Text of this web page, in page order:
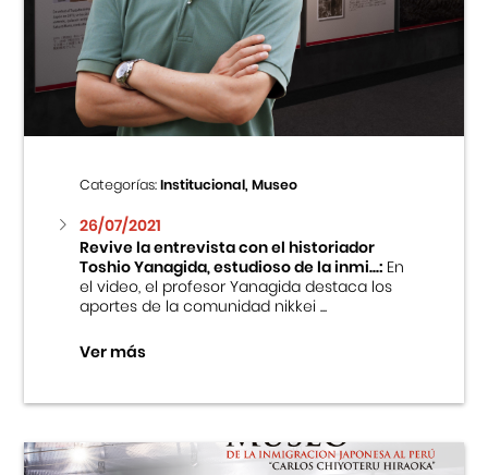
Categorías:Institucional, Museo
26/07/2021
Revive la entrevista con el historiador
Toshio Yanagida, estudioso de la inmi...:En
el video, el profesor Yanagida destaca los
aportes de la comunidad nikkei ...
Ver más